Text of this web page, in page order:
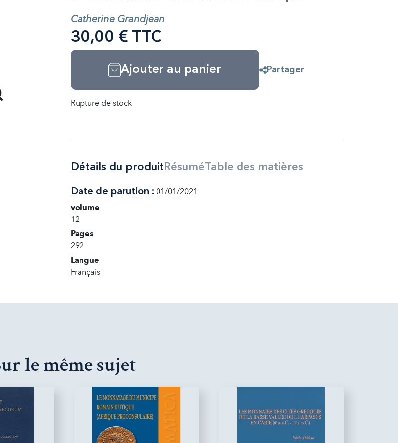
Catherine Grandjean
30,00 € TTC
Ajouter au panier Partager
Rupture de stock
Détails du produit RésuméTable des matières
Date de parution : 01/01/2021
volume
12
Pages
292
Langue
Français
le même sujet